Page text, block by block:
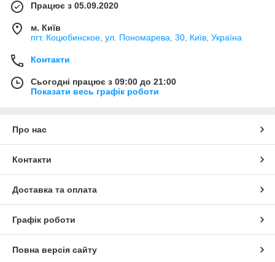
Працює з 05.09.2020
м. Київ
пгт. Коцюбинское, ул. Пономарева, 30, Київ, Україна
Контакти
Сьогодні працює з 09:00 до 21:00
Показати весь графік роботи
Про нас
Контакти
Доставка та оплата
Графік роботи
Повна версія сайту